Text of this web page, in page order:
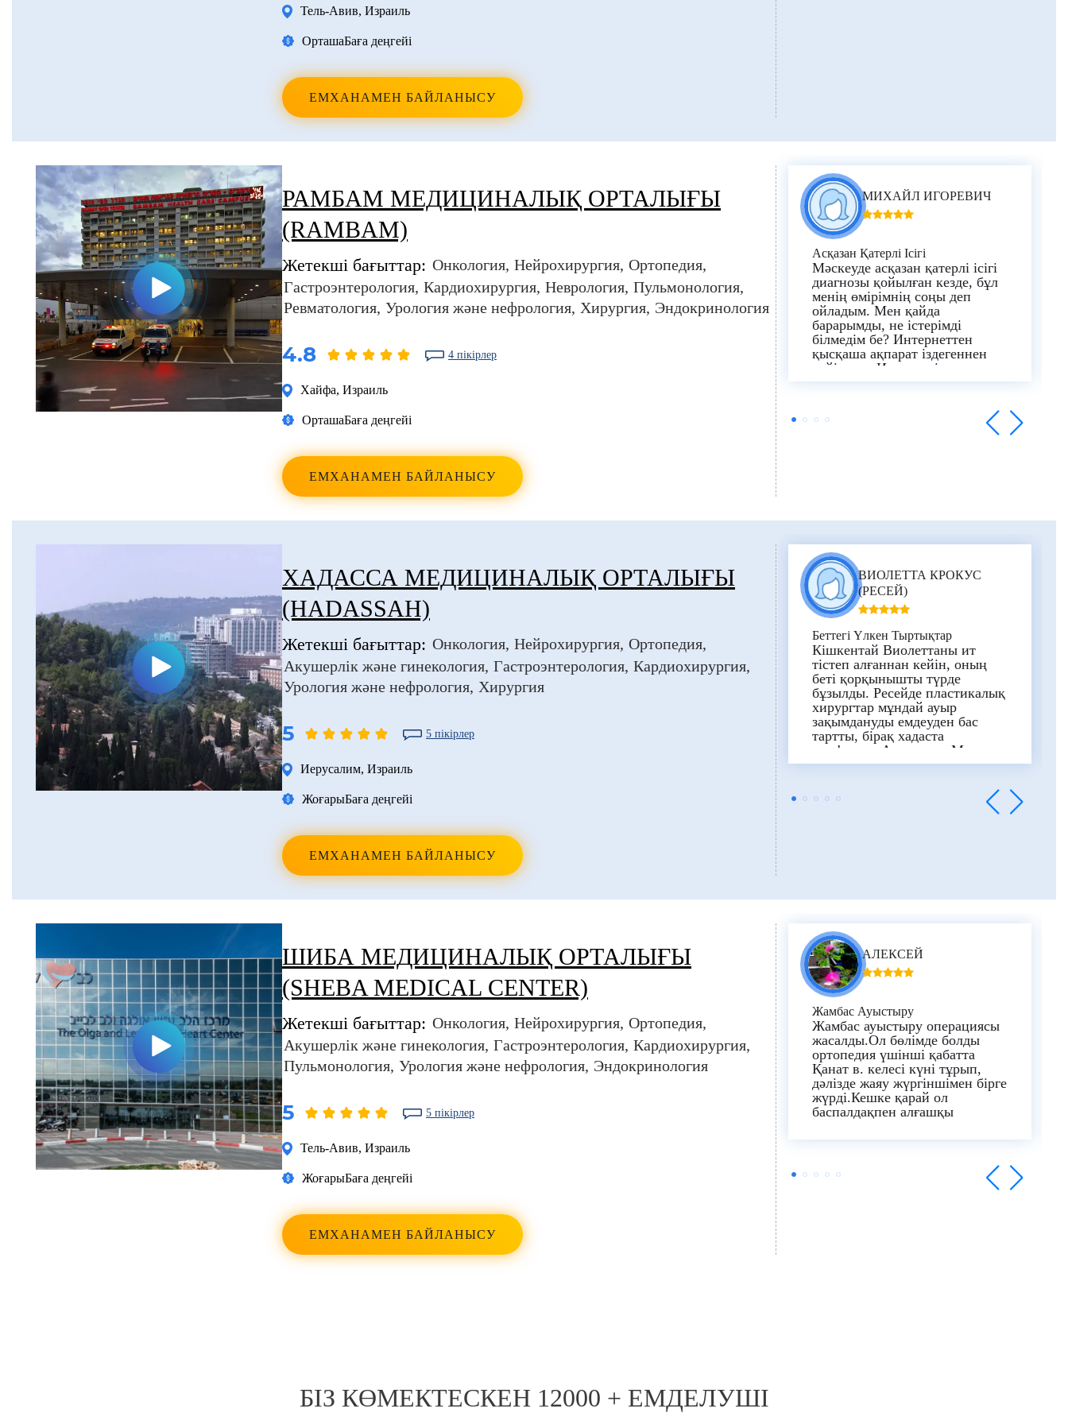
Тель-Авив, Израиль
ОрташаБаға деңгейі
ЕМХАНАМЕН БАЙЛАНЫСУ
РАМБАМ МЕДИЦИНАЛЫҚ ОРТАЛЫҒЫ
(RAMBAM)
Жетекші бағыттар: Онкология Нейрохирургия Ортопедия
Гастроэнтерология Кардиохирургия Неврология Пульмонология
Ревматология Урология және нефрология Хирургия Эндокринология
4.8 4 пікірлер
Хайфа, Израиль
ОрташаБаға деңгейі
ЕМХАНАМЕН БАЙЛАНЫСУ
МИХАЙЛ ИГОРЕВИЧ
Асқазан Қатерлі Ісігі
Мәскеуде асқазан қатерлі ісігі
диагнозы қойылған кезде, бұл
менің өмірімнің соңы деп
ойладым. Мен қайда
барарымды, не істерімді
білмедім бе? Интернеттен
қысқаша ақпарат іздегеннен
кейін мен Израильдің
“Рамбам”клиникасына баруды
ХАДАССА МЕДИЦИНАЛЫҚ ОРТАЛЫҒЫ
(HADASSAH)
Жетекші бағыттар: Онкология Нейрохирургия Ортопедия
Акушерлік және гинекология Гастроэнтерология Кардиохирургия
Урология және нефрология Хирургия
5 5 пікірлер
Иерусалим, Израиль
ЖоғарыБаға деңгейі
ЕМХАНАМЕН БАЙЛАНЫСУ
ВИОЛЕТТА КРОКУС
(РЕСЕЙ)
Беттегі Үлкен Тыртықтар
Кішкентай Виолеттаны ит
тістеп алғаннан кейін, оның
беті қорқынышты түрде
бұзылды. Ресейде пластикалық
хирургтар мұндай ауыр
зақымдануды емдеуден бас
тартты, бірақ хадаста
профессор Александр Маргулис
бұл қиын жағдайды шешті.
әлі ерте, бірақ әр келгеннен
ШИБА МЕДИЦИНАЛЫҚ ОРТАЛЫҒЫ
(SHEBA MEDICAL CENTER)
Жетекші бағыттар: Онкология Нейрохирургия Ортопедия
Акушерлік және гинекология Гастроэнтерология Кардиохирургия
Пульмонология Урология және нефрология Эндокринология
5 5 пікірлер
Тель-Авив, Израиль
ЖоғарыБаға деңгейі
ЕМХАНАМЕН БАЙЛАНЫСУ
АЛЕКСЕЙ
Жамбас Ауыстыру
Жамбас ауыстыру операциясы
жасалды.Ол бөлімде болды
ортопедия үшінші қабатта
Қанат в. келесі күні тұрып,
дәлізде жаяу жүргіншімен бірге
жүрді.Кешке қарай ол
баспалдақпен алғашқы
ұстап тұрды.Үшінші күні ол
өзі үйге таксимен барды..ол
БІЗ КӨМЕКТЕСКЕН 12000 + ЕМДЕЛУШІ